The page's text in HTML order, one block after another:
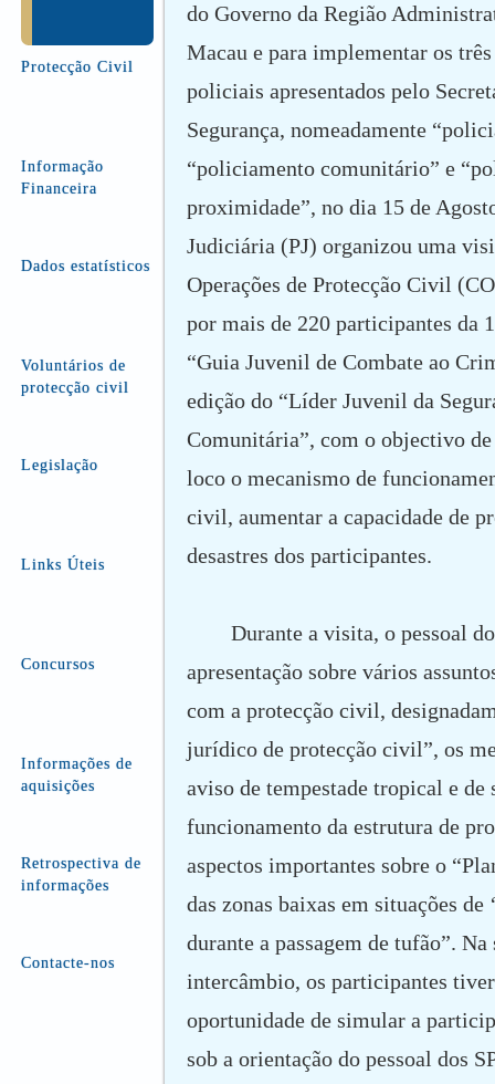
Protecção Civil
Informação
Financeira
Dados estatísticos
Voluntários de
protecção civil
Legislação
Links Úteis
Concursos
Informações de
aquisições
Retrospectiva de
informações
Contacte-nos
do Governo da Região
Macau e para implementar os
policiais apresentados pelo
Segurança, nomeadamente
“policiamento comunitário” e
proximidade”, no dia 15 de
Judiciária (PJ) organizou uma
Operações de Protecção Civil
por mais de 220 participantes da
“Guia Juvenil de Combate ao
edição do “Líder Juvenil da
Comunitária”, com o objectivo
loco o mecanismo de
civil, aumentar a capacidade de
desastres dos participantes.
Durante a visita, o pessoal
apresentação sobre vários
com a protecção civil,
jurídico de protecção civil”, os
aviso de tempestade tropical e de
funcionamento da estrutura de
aspectos importantes sobre o
das zonas baixas em situações de
durante a passagem de tufão”. Na
intercâmbio, os participantes
oportunidade de simular a
sob a orientação do pessoal dos